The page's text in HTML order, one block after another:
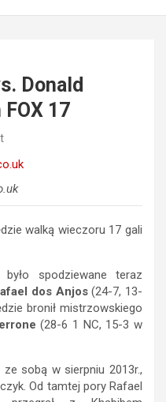
Donald
FOX 17
walką wieczoru 17 gali
spodziewane teraz
dos Anjos(24-7, 13-
bronił mistrzowskiego
(28-6 1 NC, 15-3 w
sobą w sierpniu 2013r.,
Od tamtej pory Rafael